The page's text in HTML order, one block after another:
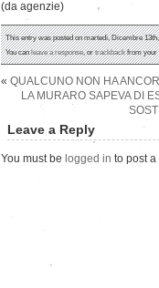
(da agenzie)
This entry was posted on martedì, Dicembre
You canleave a response, ortrackbackfrom your
« QUALCUNO NON HA
LA MURARO SAPEVA DI
Leave a Reply
You must be logged in to post a